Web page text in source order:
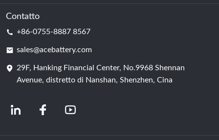
Centro dati e sala server
Cella della batteria
Notizia
Contatto
+86-0755-8887 8567
sales@acebattery.com
29F, Hanking Financial Center, No.9968 Shennan
Avenue, distretto di Nanshan, Shenzhen, Cina